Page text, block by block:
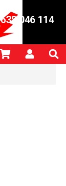
638 046 114